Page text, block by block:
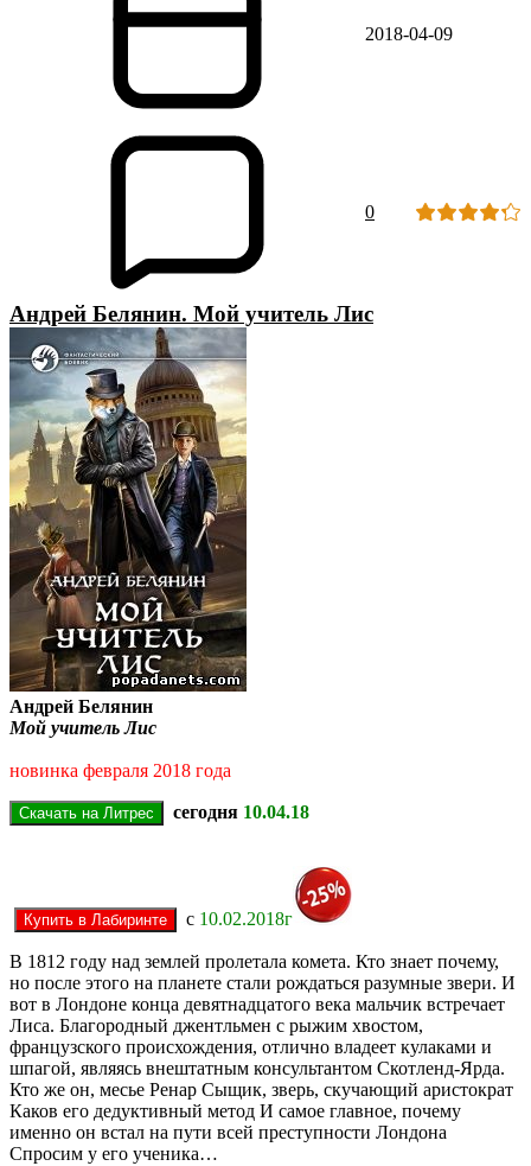
2018-04-09
0
Андрей Белянин. Мой учитель Лис
Андрей Белянин
Мой учитель Лис
новинка февраля 2018 года
сегодня 10.04.18
с 10.02.2018г
В 1812 году над землей пролетала комета. Кто знает почему,
но после этого на планете стали рождаться разумные звери. И
вот в Лондоне конца девятнадцатого века мальчик встречает
Лиса. Благородный джентльмен с рыжим хвостом,
французского происхождения, отлично владеет кулаками и
шпагой, являясь внештатным консультантом Скотленд-Ярда.
Кто же он, месье Ренар Сыщик, зверь, скучающий аристократ
Каков его дедуктивный метод И самое главное, почему
именно он встал на пути всей преступности Лондона
Спросим у его ученика…